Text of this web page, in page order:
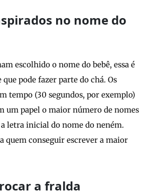
no nome do
escolhido o nome do bebê, essa é
pode fazer parte do chá. Os
tempo (30 segundos, por exemplo)
um papel o maior número de nomes
letra inicial do nome do neném.
quem conseguir escrever a maior
a fralda